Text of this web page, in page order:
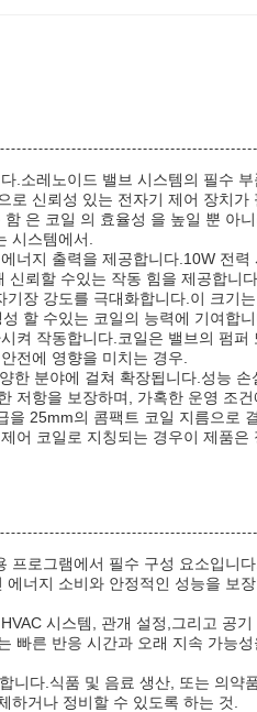
소레노이드 밸브 시스템의 필수
신뢰성 있는 전자기 제어 장치가
은 코일 의 효율성 을 높일 뿐 아
시스템에서.
지 출력을 제공합니다.10W 전
뢰할 수있는 작동 힘을 제공합니다.
장 강도를 극대화합니다.이 크기
할 수있는 코일의 능력에 기여합니
작동합니다.코일은 밸브의 펌
전에 영향을 미치는 경우.
분야에 걸쳐 확장됩니다.성능
항을 보장하며, 가혹한 운영 조
25mm의 콤팩트 코일 지름으로
코일로 지칭되는 경우이 제품
로그램에서 필수 구성 요소입니
너지 소비와 안정적인 성능을 보
시스템, 관개 설정,그리고 공
른 반응 시간과 오래 지속 가능
다.식품 및 음료 생산, 또는 의약
거나 정비할 수 있도록 하는 것.